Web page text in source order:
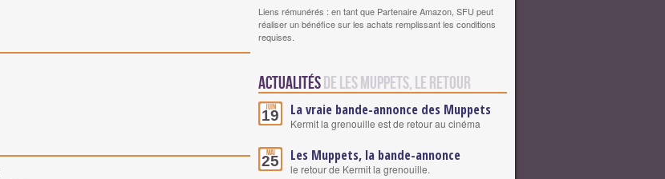
Liens rémunérés : en tant que Partenaire Amazon, SFU peut
réaliser un bénéfice sur les achats remplissant les conditions
requises.
Actualitésde Les Muppets, le retour
Juin
19 La vraie bande-annonce des Muppets
Kermit la grenouille est de retour au cinéma
Mai
25 Les Muppets, la bande-annonce
le retour de Kermit la grenouille.